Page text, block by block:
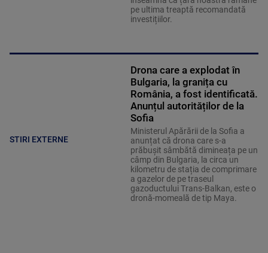
pe ultima treaptă recomandată
investițiilor.
STIRI EXTERNE
Drona care a explodat în
Bulgaria, la granița cu
România, a fost identificată.
Anunțul autorităților de la
Sofia
Ministerul Apărării de la Sofia a
anunțat că drona care s-a
prăbușit sâmbătă dimineața pe un
câmp din Bulgaria, la circa un
kilometru de stația de comprimare
a gazelor de pe traseul
gazoductului Trans-Balkan, este o
dronă-momeală de tip Maya.